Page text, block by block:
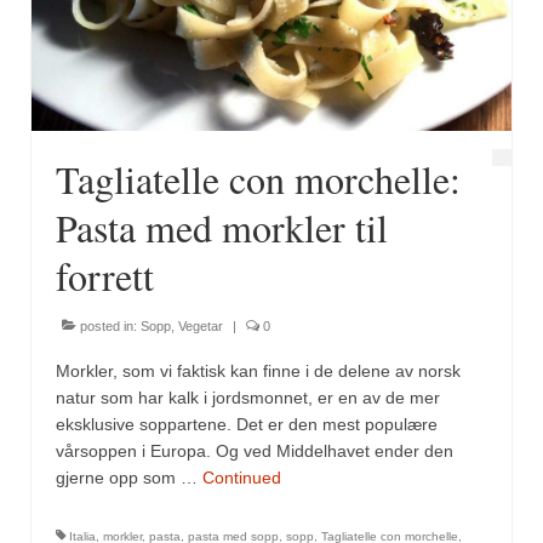
Fugl
Gryteretter
Snacks
Supper
Vegetar
Krydder, oppskrifter
Albóndigaskrydder
Bouquet garni
Tagliatelle con morchelle:
Pasta med morkler til
forrett
posted in: Sopp Vegetar | 0
Morkler, som vi faktisk kan finne i de delene av norsk
natur som har kalk i jordsmonnet, er en av de mer
eksklusive soppartene. Det er den mest populære
vårsoppen i Europa. Og ved Middelhavet ender den
gjerne opp som … Continued
Italia morkler, pasta pasta med sopp sopp Tagliatelle con morchelle